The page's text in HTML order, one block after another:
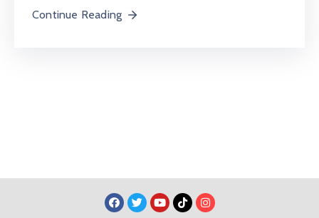
Continue Reading